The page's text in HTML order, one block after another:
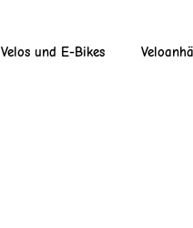
Velos und E-Bikes